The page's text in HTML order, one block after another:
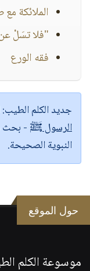
الملائكة
"فلا تسَلْ
فقه الورع
جديد الكلم الطيب:
الرسول ﷺ - بحث
النبوية الصحيحة.
حول الموقع
موسوعة الكلم